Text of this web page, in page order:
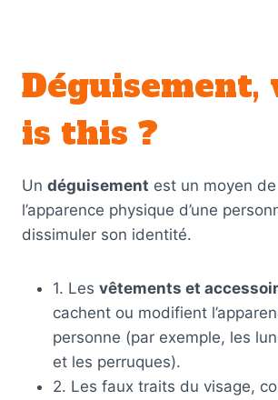
Déguisement,
is this ?
Un déguisement est un moyen
l’apparence physique d’une
dissimuler son identité.
1. Les vêtements et
cachent ou modifient
personne (par exemple, les
et les perruques).
2. Les faux traits du visage,